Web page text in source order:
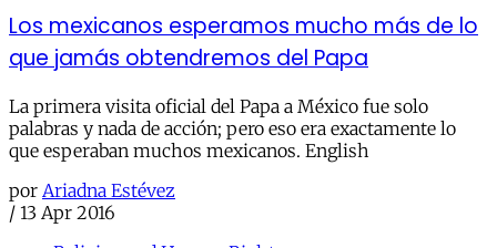
Los mexicanos esperamos mucho más de lo
que jamás obtendremos del Papa
La primera visita oficial del Papa a México fue solo
palabras y nada de acción; pero eso era exactamente lo
que esperaban muchos mexicanos. English
por Ariadna Estévez
/ 13 Apr 2016